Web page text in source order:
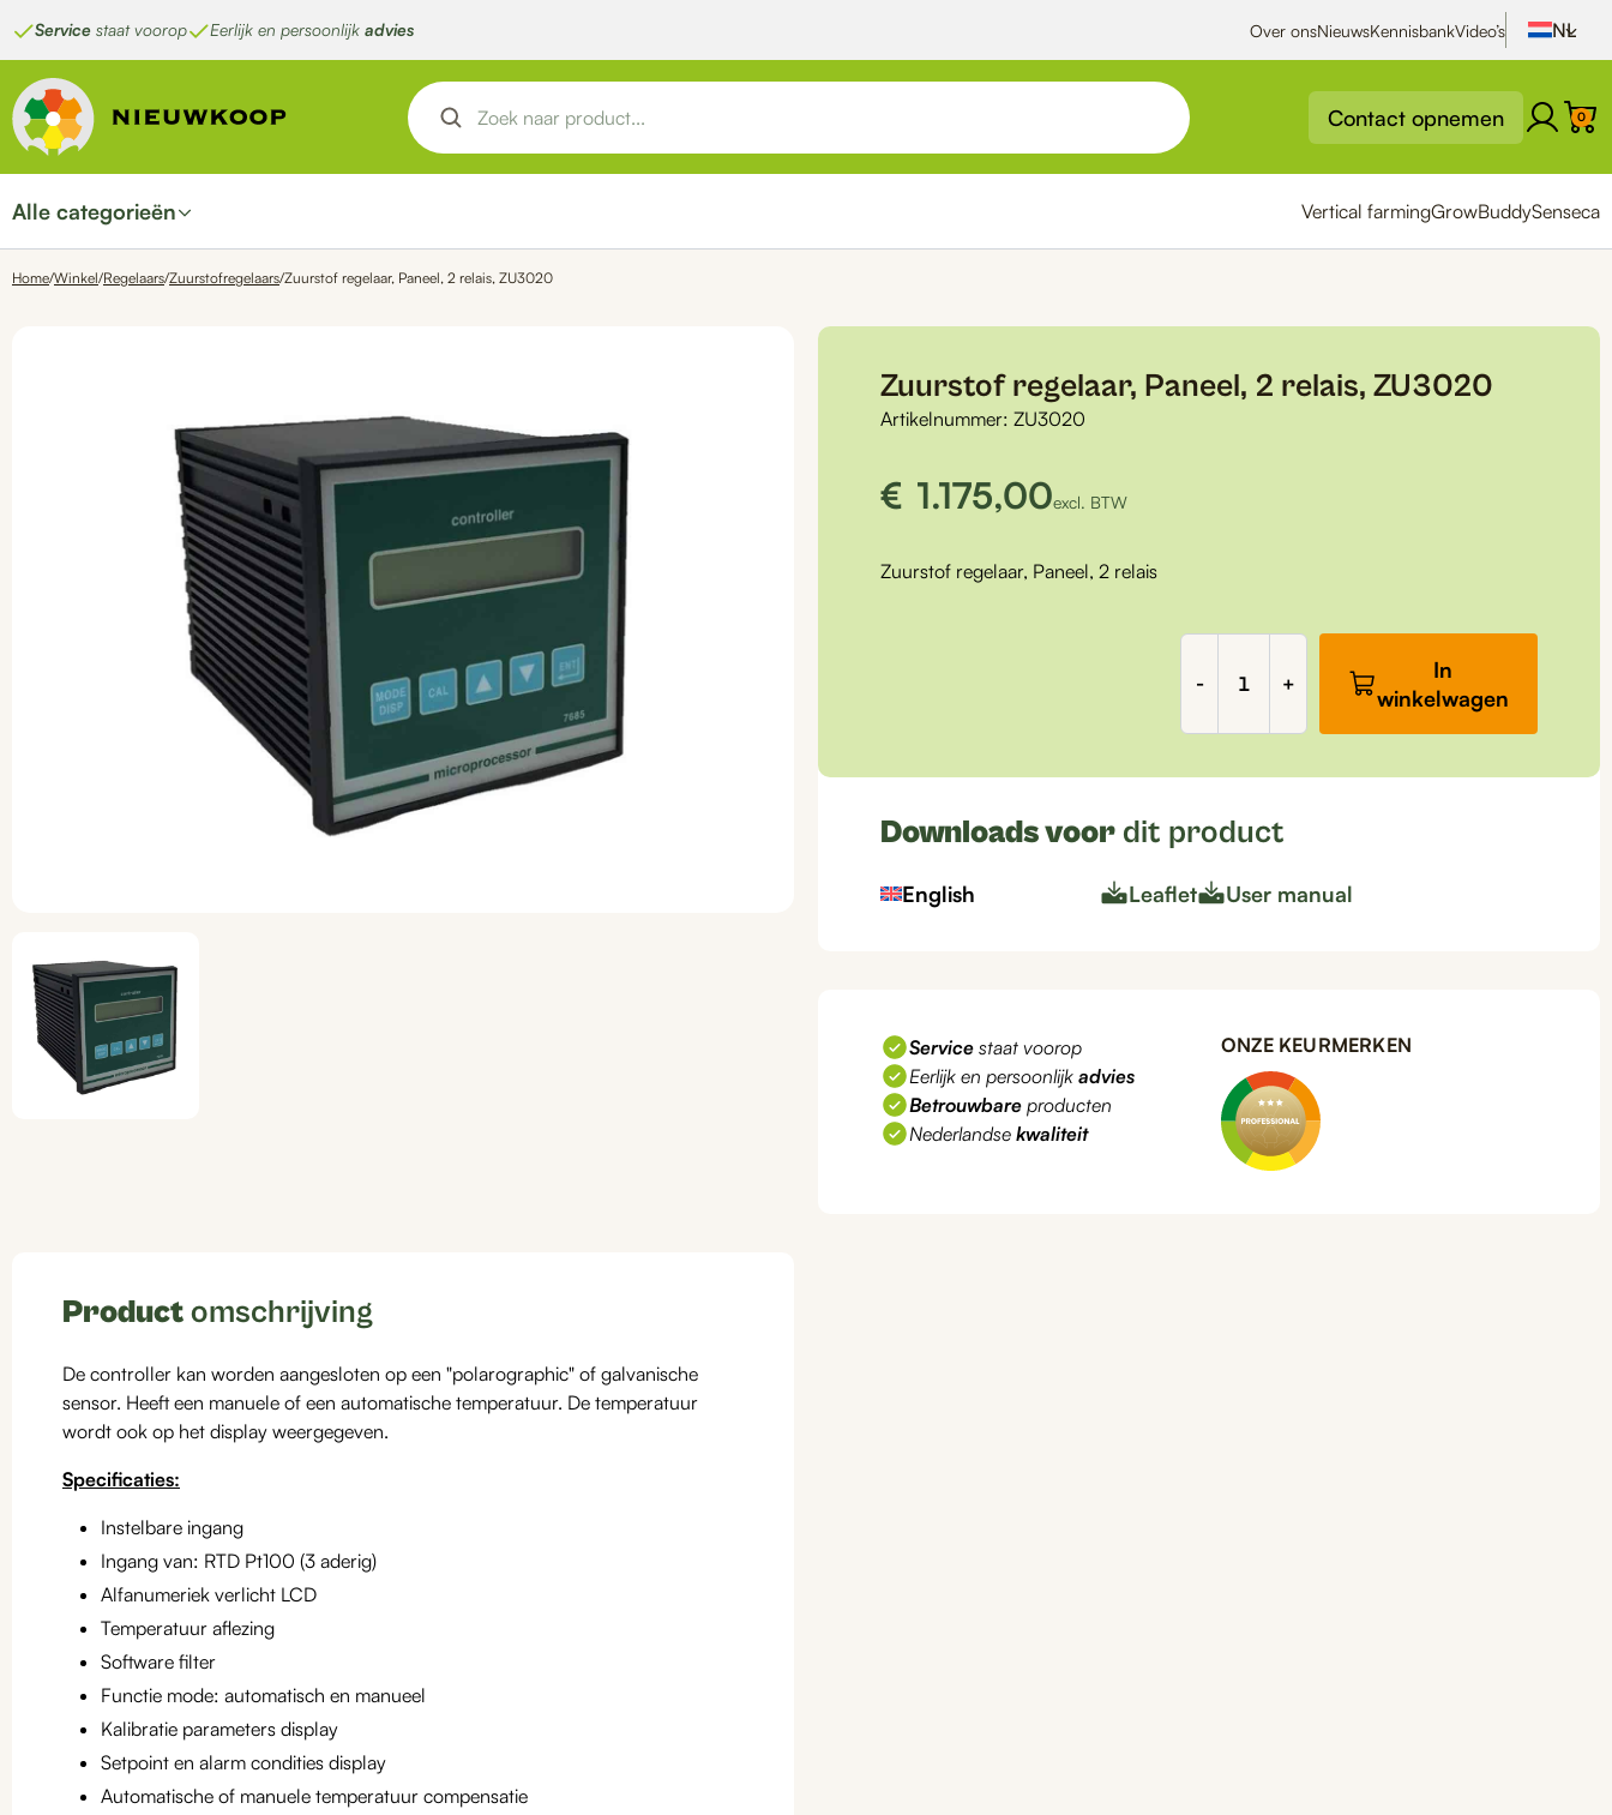
naar
inhoud
Service staat voorop Eerlijk en persoonlijk advies Over onsNieuwsKennisbankVideo’s
Contact opnemen 0
Alle categorieën Vertical farmingGrowBuddySenseca
Home/Winkel/Regelaars/Zuurstofregelaars/Zuurstof regelaar, Paneel, 2 relais, ZU3020
Zuurstof regelaar, Paneel, 2 relais, ZU3020
Artikelnummer: ZU3020
€ 1.175,00excl. BTW
Zuurstof regelaar, Paneel, 2 relais
regelaar,
2
aantal
- +
In
winkelwagen
Downloads voor dit product
English Leaflet User manual
Service staat voorop
Eerlijk en persoonlijk advies
Betrouwbare producten
Nederlandse kwaliteit
ONZE KEURMERKEN
Productomschrijving
De controller kan worden aangesloten op een "polarographic" of galvanische
sensor. Heeft een manuele of een automatische temperatuur. De temperatuur
wordt ook op het display weergegeven.
Specificaties:
Instelbare ingang
Ingang van: RTD Pt100 (3 aderig)
Alfanumeriek verlicht LCD
Temperatuur aflezing
Software filter
Functie mode: automatisch en manueel
Kalibratie parameters display
Setpoint en alarm condities display
Automatische of manuele temperatuur compensatie